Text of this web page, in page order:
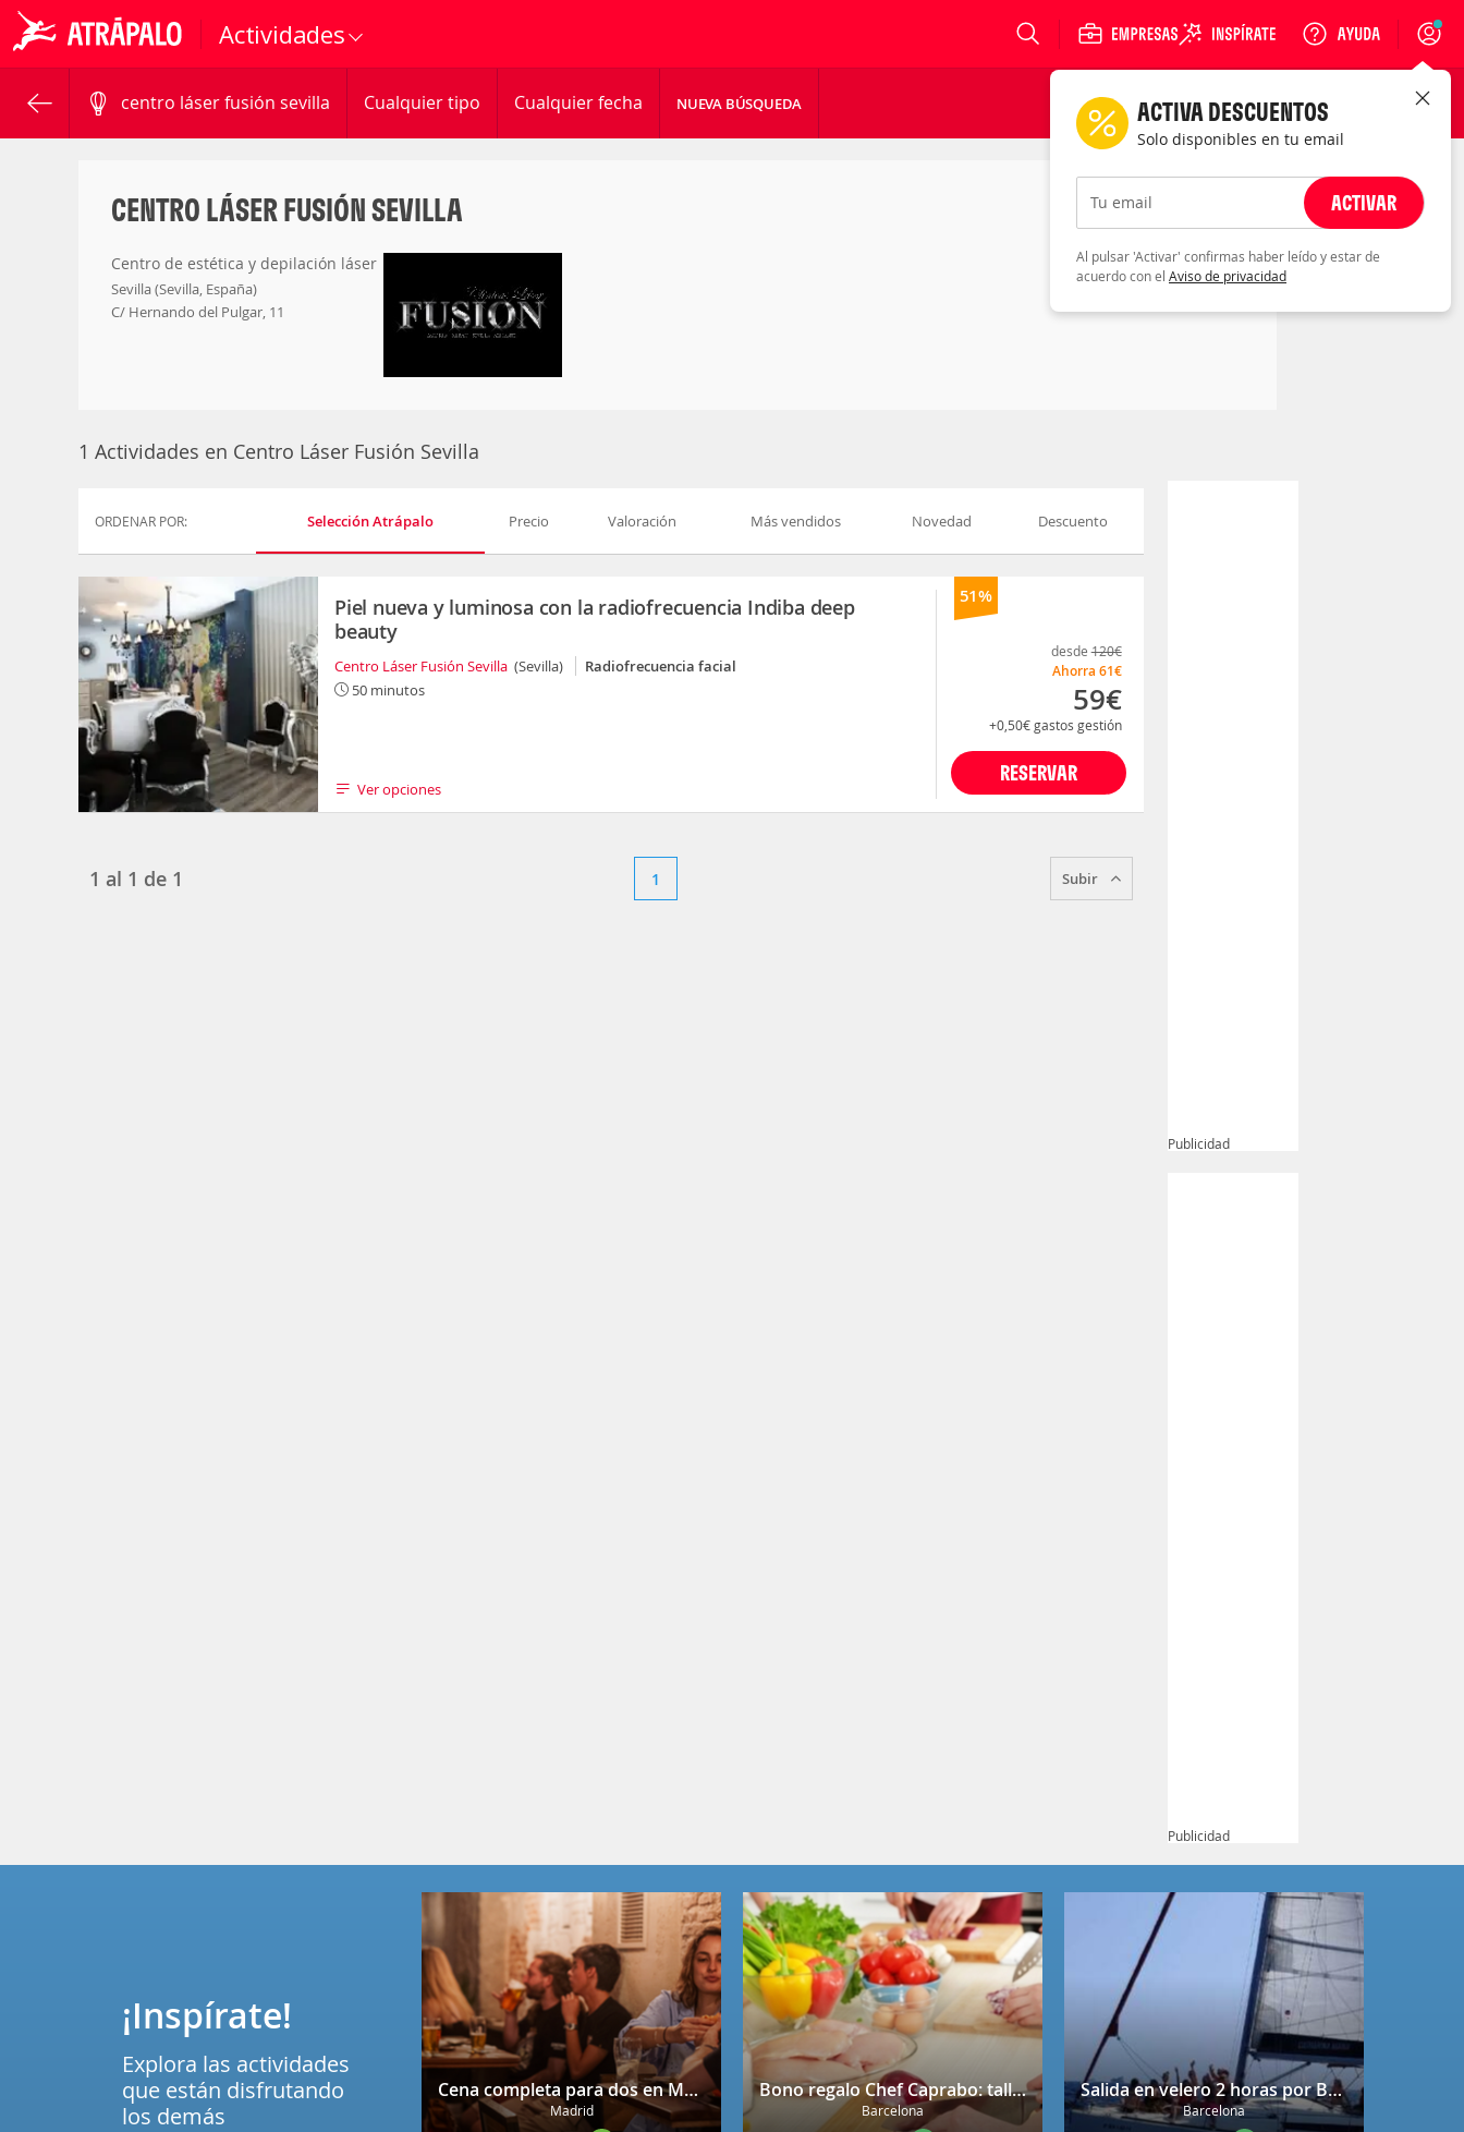
Actividades Login
centro láser fusión sevilla Cualquier tipo Cualquier fecha NUEVA BÚSQUEDA
CENTRO LÁSER FUSIÓN SEVILLA
Centro de estética y depilación láser
Sevilla (Sevilla, España)
C/ Hernando del Pulgar, 11
1 Actividades en Centro Láser Fusión Sevilla
ORDENAR POR: Selección Atrápalo Precio Valoración Más vendidos Novedad Descuento
51%
Piel nueva y luminosa con la radiofrecuencia Indiba deep
beauty
Centro Láser Fusión Sevilla (Sevilla)
Radiofrecuencia facial
50 minutos
Ver opciones
RESERVAR
desde 120€
Ahorra 61€
59€
+0,50€gastos gestión
1 al 1 de 1 1 Subir
Publicidad
Publicidad
Cena completa para dos en Mendrugo con cerveza artesana incluida
Madrid
Bono regalo Chef Caprabo: taller de cocina a escoger con degustación
Barcelona
Salida en velero 2 horas por Barcelona
Barcelona
¡Inspírate!
Explora las actividades
que están disfrutando
los demás
ACTIVA DESCUENTOS
Solo disponibles en tu email
Tu email ACTIVAR
Al pulsar 'Activar' confirmas haber leído y estar de
acuerdo con el Aviso de privacidad